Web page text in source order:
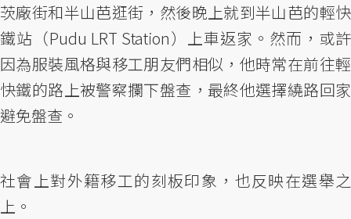
茨廠街和半山芭逛街，然後晚上就到半山芭的輕快
鐵站（Pudu LRT Station）上車返家。然而，或許
因為服裝風格與移工朋友們相似，他時常在前往輕
快鐵的路上被警察攔下盤查，最終他選擇繞路回家
避免盤查。
社會上對外籍移工的刻板印象，也反映在選舉之
上。